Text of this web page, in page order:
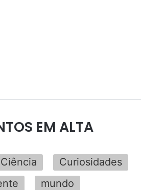
EM ALTA
Ciência
Curiosidades
mundo